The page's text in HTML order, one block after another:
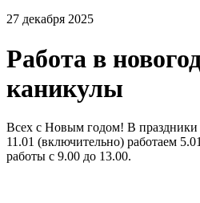
27 декабря 2025
Работа в
каникулы
Всех с Новым годом! В праздники
11.01 (включительно) работаем
работы с 9.00 до 13.00.